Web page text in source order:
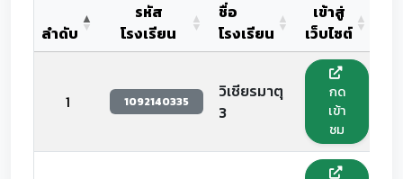
ลำดับ
รหัส
โรงเรียน
ชื่อ
โรงเรียน
เข้าสู่
เว็บไซต์
1 1092140335
วิเชียรมาตุ
3
กด
เข้า
ชม